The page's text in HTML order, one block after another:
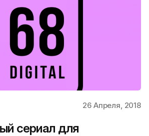
26 Апреля, 2018
сериал для